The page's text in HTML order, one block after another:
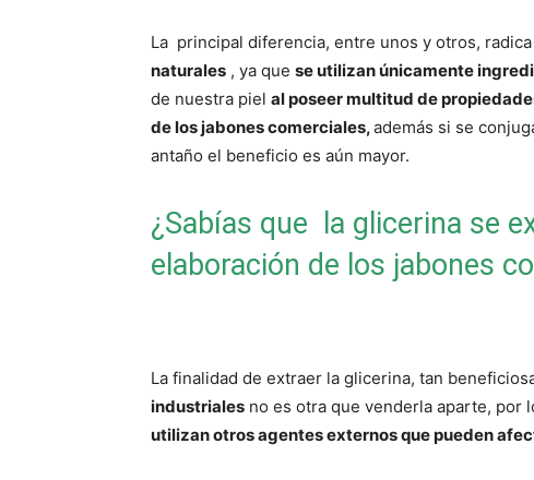
La principal diferencia, entre unos y otros, radica
naturales , ya que se utilizan únicamente
de nuestra piel alposeer multitud de
de los jabones comerciales,además si se
antaño el beneficio es aún mayor.
¿Sabías que la glicerina se
elaboración de los jabones
La finalidad de extraer la glicerina, tan
industriales no es otra que venderla aparte, por
utilizan otros agentes externos que pueden